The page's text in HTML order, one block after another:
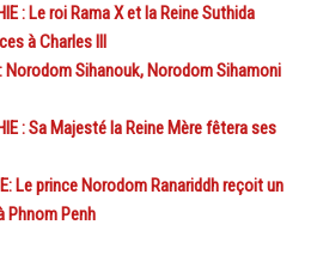
: Le roi Rama X et la Reine Suthida
à Charles III
: Norodom Sihanouk, Norodom Sihamoni
: Sa Majesté la Reine Mère fêtera ses
Le prince Norodom Ranariddh reçoit un
Phnom Penh